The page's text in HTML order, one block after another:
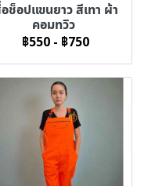
อช็อปแขนยาว สีเทา ผ้า
คอมทวิว
฿550 - ฿750